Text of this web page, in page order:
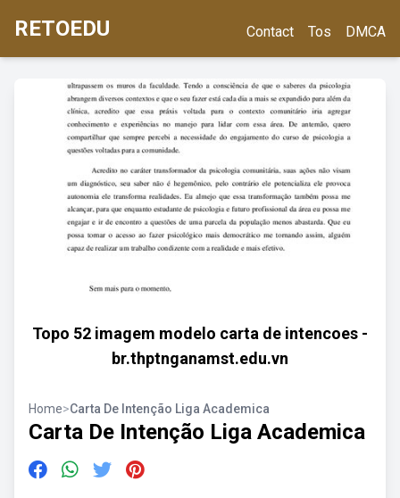
RETOEDU Contact Tos DMCA
Topo 52 imagem modelo carta de intencoes -
br.thptnganamst.edu.vn
Home>Carta De Intenção Liga Academica
Carta De Intenção Liga Academica